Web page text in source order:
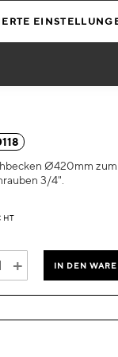
Ø420mm zum
3/4".
HT
+ IN DEN